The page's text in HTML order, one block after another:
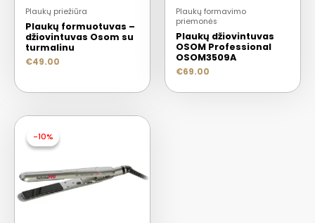
Plaukų priežiūra
Plaukų formuotuvas –
džiovintuvas Osom su
turmalinu
€49.00
Plaukų formavimo
priemonės
Plaukų džiovintuvas
OSOM Professional
OSOM3509A
€69.00
-10%
-10%